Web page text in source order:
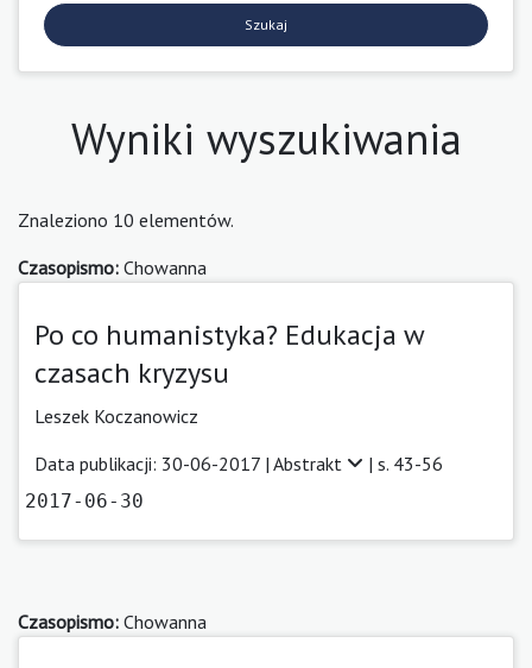
Szukaj
Wyniki wyszukiwania
Znaleziono 10 elementów.
Czasopismo: Chowanna
Po co humanistyka? Edukacja w
czasach kryzysu
Leszek Koczanowicz
Data publikacji: 30-06-2017 | Abstrakt | s. 43-56
2017-06-30
Czasopismo: Chowanna